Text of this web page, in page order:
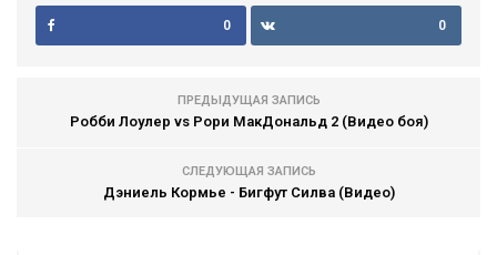
0 0
ПРЕДЫДУЩАЯ ЗАПИСЬ
Робби Лоулер vs Рори МакДональд 2 (Видео боя)
СЛЕДУЮЩАЯ ЗАПИСЬ
Дэниель Кормье - Бигфут Силва (Видео)